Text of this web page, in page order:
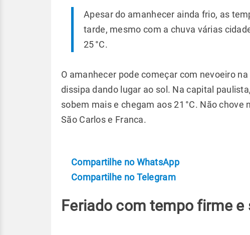
Apesar do amanhecer ainda frio, as
tarde, mesmo com a chuva várias
25 °C.
O amanhecer pode começar com nevoeiro
dissipa dando lugar ao sol. Na capital
sobem mais e chegam aos 21 °C. Não
São Carlos e Franca.
Compartilhe no WhatsApp
Compartilhe no Telegram
Feriado com tempo firme e